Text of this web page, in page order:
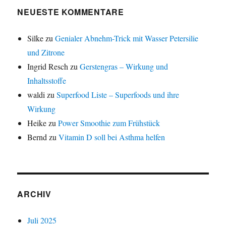
NEUESTE KOMMENTARE
SilkezuGenialer Abnehm-Trick mit Wasser Petersilie
und Zitrone
Ingrid Resch zuGerstengras – Wirkung und
Inhaltsstoffe
waldi zuSuperfood Liste – Superfoods und ihre
Wirkung
HeikezuPower Smoothie zum Frühstück
Bernd zuVitamin D soll bei Asthma helfen
ARCHIV
Juli 2025